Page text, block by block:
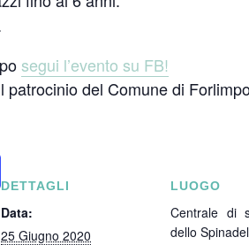
segui l’evento su FB!
del Comune di
DETTAGLI
Data:
25 Giugno 2020
LUOGO
Centrale di
dello